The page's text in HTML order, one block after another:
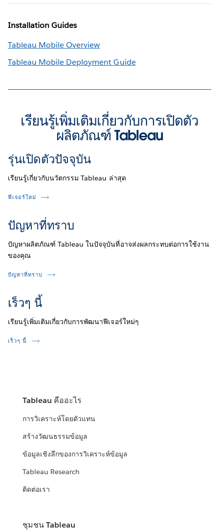
Installation Guides
Tableau Mobile Overview
Tableau Mobile Deployment Guide
เรียนรู้เพิ่มเติมเกี่ยวกับการเปิดตัว
ผลิตภัณฑ์ Tableau
รุ่นเปิดตัวปัจจุบัน
เรียนรู้เกี่ยวกับนวัตกรรม Tableau ล่าสุด
ฟีเจอร์ใหม่
ปัญหาที่ทราบ
ปัญหาผลิตภัณฑ์ Tableau ในปัจจุบันที่อาจส่งผลกระทบต่อการใช้งาน
ของคุณ
ปัญหาที่ทราบ
เร็วๆ นี้
เรียนรู้เพิ่มเติมเกี่ยวกับการพัฒนาฟีเจอร์ใหม่ๆ
เร็วๆ นี้
Tableau คืออะไร
การวิเคราะห์โดยตัวแทน
สร้างวัฒนธรรมข้อมูล
ข้อมูลเชิงลึกของการวิเคราะห์ข้อมูล
Tableau Research
ติดต่อเรา
ชุมชน Tableau